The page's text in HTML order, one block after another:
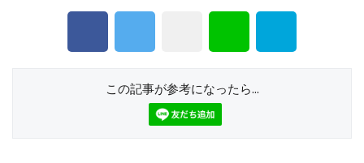
この記事が参考になったら...